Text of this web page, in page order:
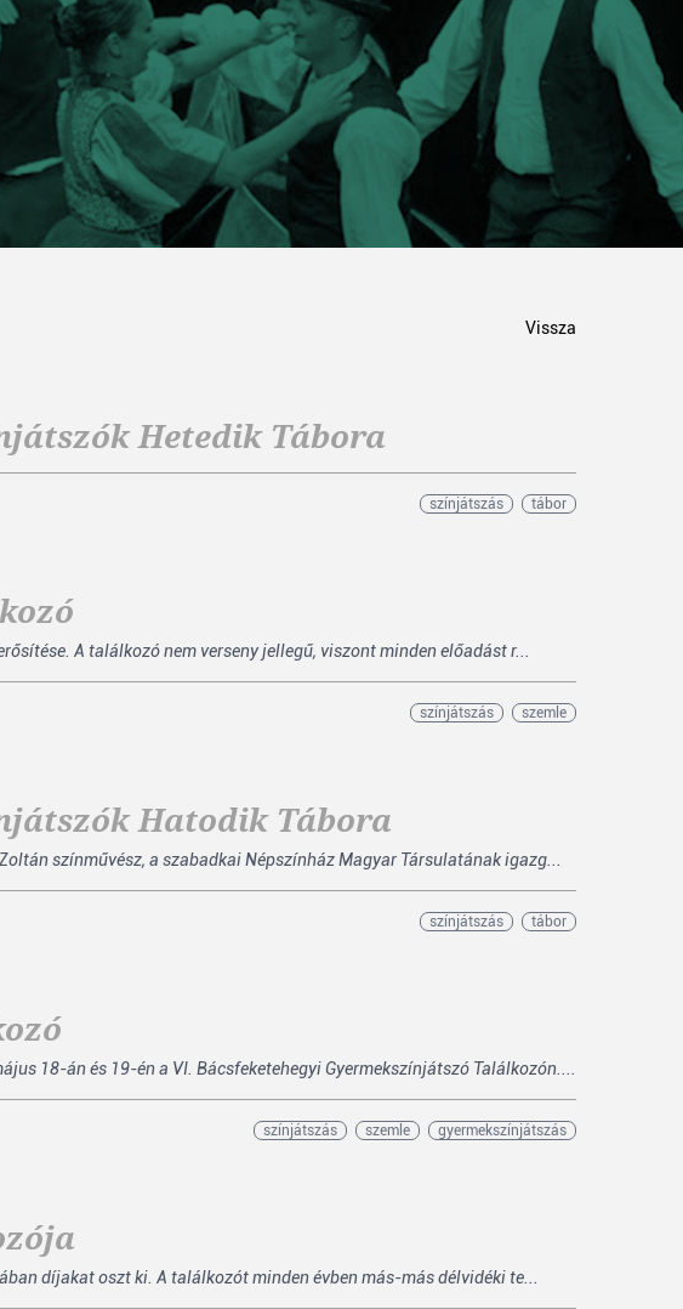
Vissza
Hetedik Tábora
színjátszás tábor
A találkozó nem verseny jellegű, viszont minden előadást r...
színjátszás szemle
Hatodik Tábora
színművész, a szabadkai Népszínház Magyar Társulatának igazg...
színjátszás tábor
18-án és 19-én a VI. Bácsfeketehegyi Gyermekszínjátszó Találkozón....
színjátszás szemle gyermekszínjátszás
díjakat oszt ki. A találkozót minden évben más-más délvidéki te...